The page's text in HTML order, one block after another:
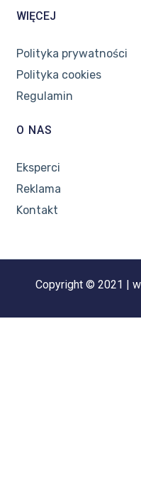
WIĘCEJ
Polityka prywatności
Polityka cookies
Regulamin
O NAS
Eksperci
Reklama
Kontakt
Copyright © 2021 |